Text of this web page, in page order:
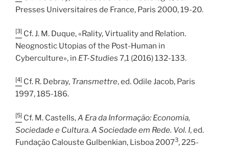
Presses Universitaires de France, Paris 2000, 19-20.
[3] Cf. J. M. Duque, «Rality, Virtuality and Relation.
Neognostic Utopias of the Post-Human in
Cyberculture», in ET-Studies 7,1 (2016) 132-133.
[4] Cf. R. Debray, Transmettre, ed. Odile Jacob, Paris
1997, 185-186.
[5] Cf. M. Castells,A Era da Informação: Economia,
Sociedade e Cultura. A Sociedade em Rede. Vol. I, ed.
Fundação Calouste Gulbenkian, Lisboa 20073, 225-